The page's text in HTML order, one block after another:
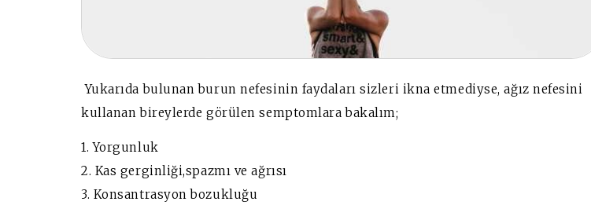
Yukarıda bulunan burun nefesinin faydaları sizleri ikna etmediyse, ağız nefesini
kullanan bireylerde görülen semptomlara bakalım;
1. Yorgunluk
2. Kas gerginliği,spazmı ve ağrısı
3. Konsantrasyon bozukluğu